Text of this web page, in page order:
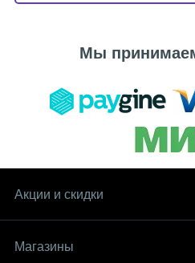
Мы
Акции и скидки
Магазины